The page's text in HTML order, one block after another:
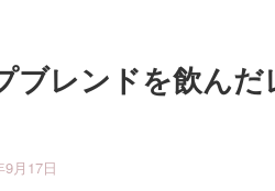
ブレンドを飲ん
9月17日